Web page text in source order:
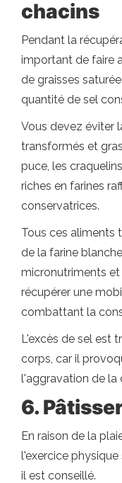
chacins
Pendant la
important de faire
de graisses
quantité de sel
Vous devez éviter
transformés et
puce, les
riches en farines
conservatrices.
Tous ces aliments
de la farine
micronutriments et
récupérer une
combattant la
L'excès de sel est
corps, car il
l'aggravation de la
6.
En raison de la
l'exercice physique
il est conseillé.